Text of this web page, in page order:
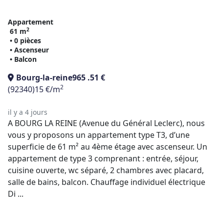
Appartement
61 m2
• 0 pièces
• Ascenseur
• Balcon
Bourg-la-reine965 .51 €
(92340)15 €/m2
il y a 4 jours
A BOURG LA REINE (Avenue du Général Leclerc), nous
vous y proposons un appartement type T3, d’une
superficie de 61 m² au 4ème étage avec ascenseur. Un
appartement de type 3 comprenant : entrée, séjour,
cuisine ouverte, wc séparé, 2 chambres avec placard,
salle de bains, balcon. Chauffage individuel électrique
Di ...